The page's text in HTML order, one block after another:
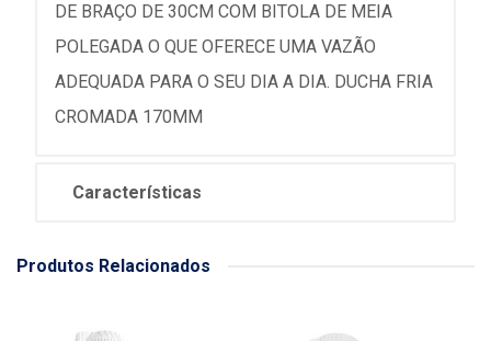
DE BRAÇO DE 30CM COM BITOLA DE MEIA
POLEGADA O QUE OFERECE UMA VAZÃO
ADEQUADA PARA O SEU DIA A DIA. DUCHA FRIA
CROMADA 170MM
Características
Produtos Relacionados